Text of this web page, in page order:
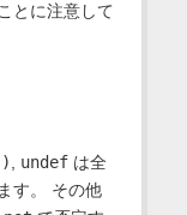
とに注意して
, undefは全
す。 その他